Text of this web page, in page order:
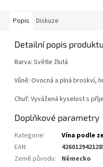
Popis Diskuze
Detailní popis produktu
Barva: Světle žlutá
Vůně: Ovocná a plná broskví,
Chuť: Vyvážená kyselost s
Doplňkové parametry
Kategorie:
Vína podle
EAN:
Země původu:
Německo